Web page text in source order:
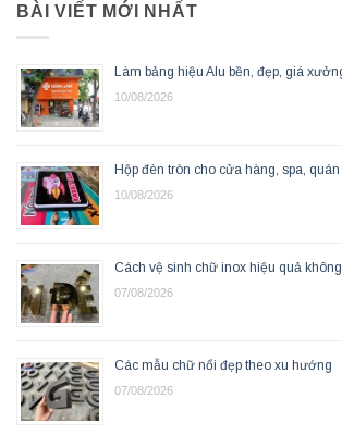
BÀI VIẾT MỚI NHẤT
Làm bảng hiệu Alu bền, đẹp, giá
10/08/2026
Hộp đèn tròn cho cửa hàng, spa,
10/08/2026
Cách vệ sinh chữ inox hiệu quả
07/08/2026
Các mẫu chữ nổi đẹp theo xu hướng
07/08/2026